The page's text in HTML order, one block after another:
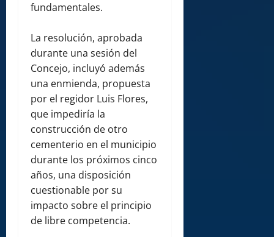
fundamentales.
La resolución, aprobada
durante una sesión del
Concejo, incluyó además
una enmienda, propuesta
por el regidor Luis Flores,
que impediría la
construcción de otro
cementerio en el municipio
durante los próximos cinco
años, una disposición
cuestionable por su
impacto sobre el principio
de libre competencia.